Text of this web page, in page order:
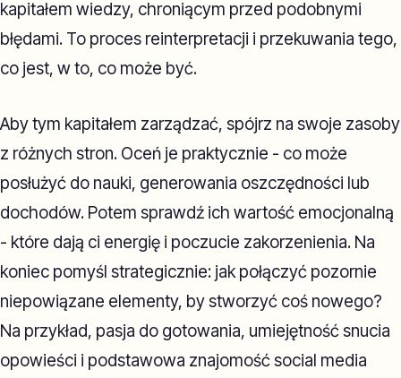
kapitałem wiedzy, chroniącym przed podobnymi
błędami. To proces reinterpretacji i przekuwania tego,
co jest, w to, co może być.
Aby tym kapitałem zarządzać, spójrz na swoje zasoby
z różnych stron. Oceń je praktycznie - co może
posłużyć do nauki, generowania oszczędności lub
dochodów. Potem sprawdź ich wartość emocjonalną
- które dają ci energię i poczucie zakorzenienia. Na
koniec pomyśl strategicznie: jak połączyć pozornie
niepowiązane elementy, by stworzyć coś nowego?
Na przykład, pasja do gotowania, umiejętność snucia
opowieści i podstawowa znajomość social media